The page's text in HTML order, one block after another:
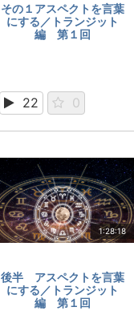
その１アスペクトを言葉
にする／トランジット
編 第１回
22 0
1:28:18
後半 アスペクトを言葉
にする／トランジット
編 第１回